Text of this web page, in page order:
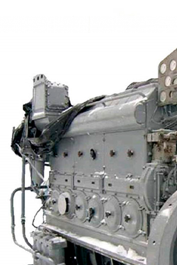
автоматика
арматура
гидравлических фильтров ФГС
элементы гидравлических фильтров
гидравлические ФГС в сборе